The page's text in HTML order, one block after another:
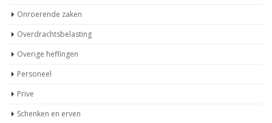
Onroerende zaken
Overdrachtsbelasting
Overige heffingen
Personeel
Prive
Schenken en erven